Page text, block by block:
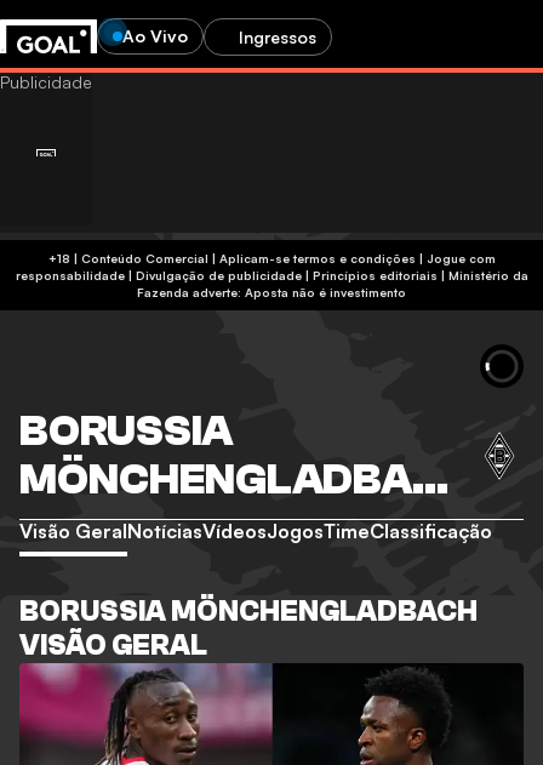
Ao Vivo Ingressos
+18 | Conteúdo Comercial | Aplicam-se termos e condições | Jogue com
responsabilidade| Divulgação de publicidade| Princípios editoriais | Ministério da
Fazenda adverte: Aposta não é investimento
BORUSSIA
MÖNCHENGLADBAC
H
Visão GeralNotíciasVídeosJogosTimeClassificação
BORUSSIA MÖNCHENGLADBACH
VISÃO GERAL